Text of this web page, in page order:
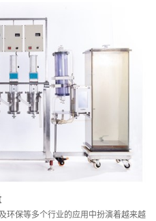
环保等多个行业的应用中扮演着越来越